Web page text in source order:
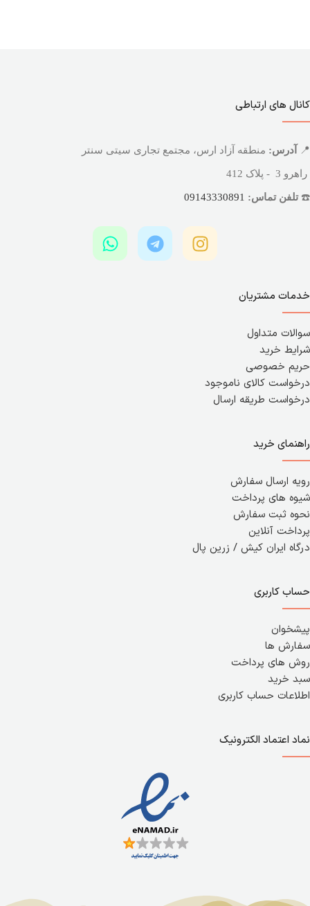
کانال های ارتباطی
📍 آدرس: منطقه آزاد ارس، مجتمع تجاری سیتی سنتر
راهرو 3 - پلاک 412
☎️تلفن تماس: 09143330891
خدمات مشتریان
سوالات متداول
شرایط خرید
حریم خصوصی
درخواست کالای ناموجود
درخواست طریقه ارسال
راهنمای خرید
رویه ارسال سفارش
شیوه های پرداخت
نحوه ثبت سفارش
پرداخت آنلاین
درگاه ایران کیش / زرین پال
حساب کاربری
پیشخوان
سفارش ها
روش های پرداخت
سبد خرید
اطلاعات حساب کاربری
نماد اعتماد الکترونیک